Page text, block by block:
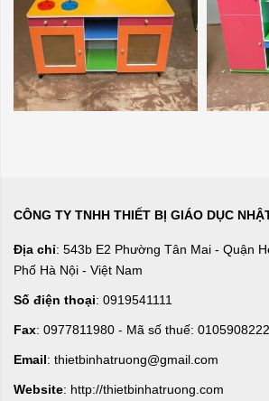
CÔNG TY TNHH THIẾT BỊ GIÁO DỤC
Địa chỉ: 543b E2 Phường Tân Mai - Quận
Phố Hà Nội - Việt Nam
Số điện thoại: 0919541111
Fax: 0977811980 - Mã số thuế: 0105908222
Email: thietbinhatruong@gmail.com
Website: http://thietbinhatruong.com